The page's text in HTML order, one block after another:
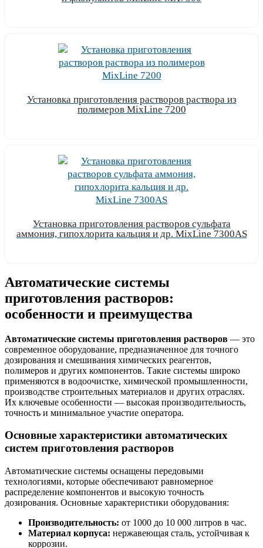
Установка приготовления растворов раствора из
полимеров MixLine 7200
Установка приготовления растворов сульфата
аммония, гипохлорита кальция и др. MixLine 7300AS
Автоматические системы
приготовления растворов:
особенности и преимущества
Автоматические системы приготовления растворов — это
современное оборудование, предназначенное для точного
дозирования и смешивания химических реагентов,
полимеров и других компонентов. Такие системы широко
применяются в водоочистке, химической промышленности,
производстве строительных материалов и других отраслях.
Их ключевые особенности — высокая производительность,
точность и минимальное участие оператора.
Основные характеристики автоматических
систем приготовления растворов
Автоматические системы оснащены передовыми
технологиями, которые обеспечивают равномерное
распределение компонентов и высокую точность
дозирования. Основные характеристики оборудования:
Производительность: от 1000 до 10 000 литров в час.
Материал корпуса: нержавеющая сталь, устойчивая к
коррозии.